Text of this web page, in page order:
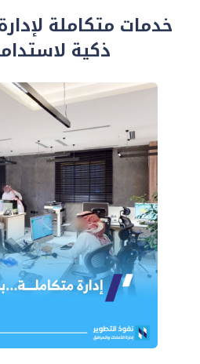
خدمات متكاملة
ذكية